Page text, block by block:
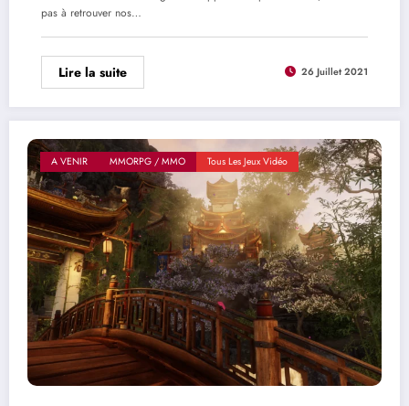
pas à retrouver nos…
Lire la suite 26 Juillet 2021
A VENIR MMORPG / MMO Tous Les Jeux Vidéo